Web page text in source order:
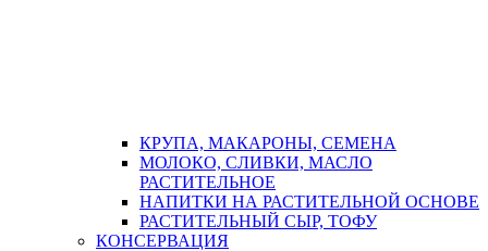
КРУПА, МАКАРОНЫ, СЕМЕНА
МОЛОКО, СЛИВКИ, МАСЛО
РАСТИТЕЛЬНОЕ
НАПИТКИ НА РАСТИТЕЛЬНОЙ ОСНОВЕ
РАСТИТЕЛЬНЫЙ СЫР, ТОФУ
КОНСЕРВАЦИЯ